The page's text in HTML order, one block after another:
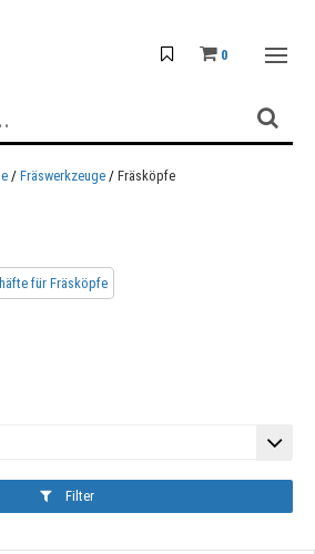
0
Fräswerkzeuge Fräsköpfe
für Fräsköpfe
Filter